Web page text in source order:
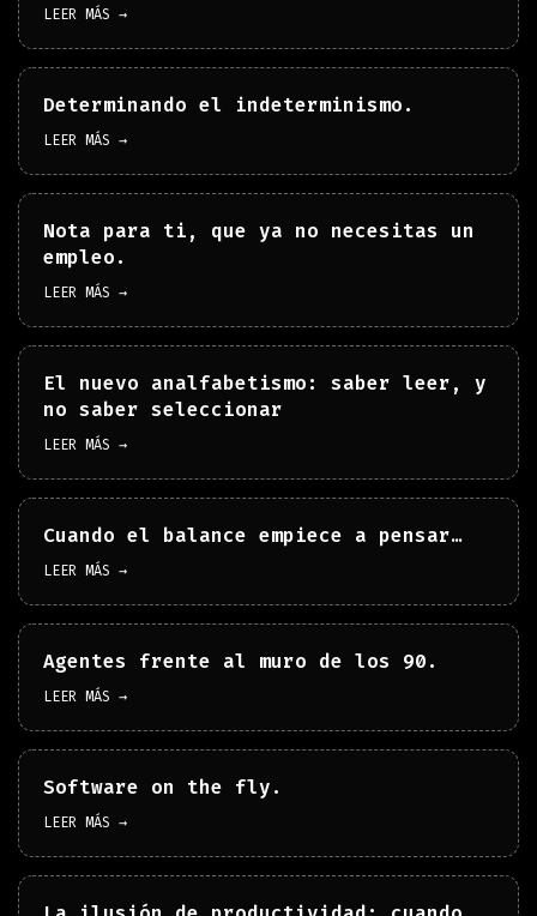
LEER MÁS →
Determinando el indeterminismo.
LEER MÁS →
Nota para ti, que ya no necesitas un
empleo.
LEER MÁS →
El nuevo analfabetismo: saber leer, y
no saber seleccionar
LEER MÁS →
Cuando el balance empiece a pensar…
LEER MÁS →
Agentes frente al muro de los 90.
LEER MÁS →
Software on the fly.
LEER MÁS →